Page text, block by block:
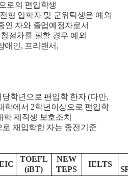
로의 편입학생
형 입학자 및 군위탁생은 예외
인 자와 졸업예정자로서
절차를 필할 경우 예외
애인, 프리랜서,
당학년으로 편입학 한자(다만,
학에서 2학년이상으로 편입학
학 제적생 보호조치
로 재입학한 자는 종전기준
TOEFL
(iBT)
NEW
TEPS
IELTS